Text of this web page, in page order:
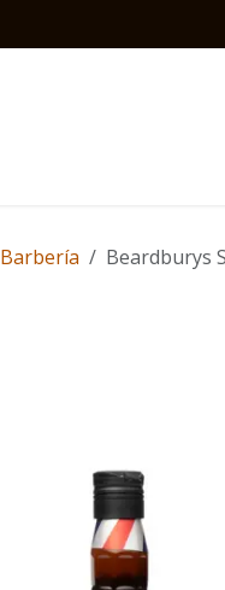
Barbería Beardburys